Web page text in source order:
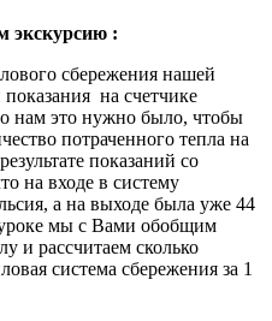
экскурсию :
сбережения нашей
на счетчике
нам это нужно было, чтобы
потраченного тепла на
показаний со
на входе в систему
а на выходе была уже 44
уроке мы с Вами обобщим
и рассчитаем сколько
система сбережения за 1